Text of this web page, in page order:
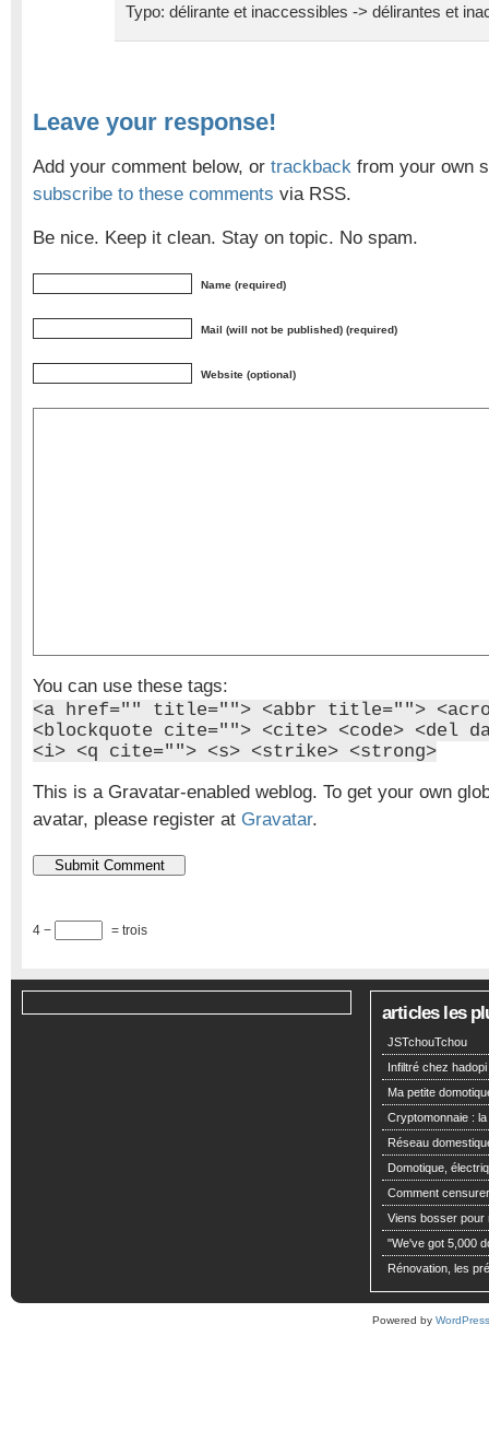
Typo: délirante et inaccessibles -> délirantes et
Leave your response!
Add your comment below, or trackback from your own
subscribe to these comments via RSS.
Be nice. Keep it clean. Stay on topic. No spam.
Name (required)
Mail (will not be published) (required)
Website (optional)
You can use these tags:
<a href="" title=""> <abbr title="">
<blockquote cite=""> <cite> <code> <del
<i> <q cite=""> <s> <strike> <strong>
This is a Gravatar-enabled weblog. To get your own
avatar, please register at Gravatar.
4 − = trois
articles les
JSTchouTchou
Infiltré chez hadopi
Ma petite
Cryptomonnaie :
Réseau
Domotique,
Comment
Viens bosser pour
"We've got 5,000
Rénovation, les
Powered by WordPress